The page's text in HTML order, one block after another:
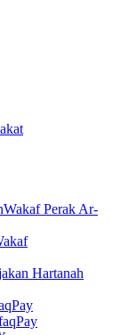
Perak Ar-
Hartanah